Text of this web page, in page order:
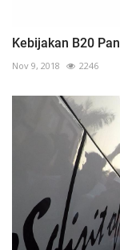
Kebijakan B20
Nov 9, 2018 2246